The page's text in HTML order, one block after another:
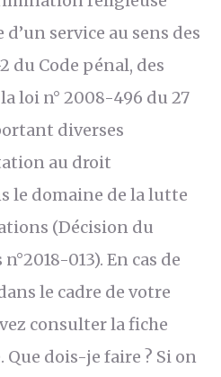
service au sens des
du Code pénal, des
loi n° 2008-496 du 27
diverses
au droit
le domaine de la lutte
(Décision du
013). En cas de
le cadre de votre
consulter la fiche
dois-je faire ? Si on